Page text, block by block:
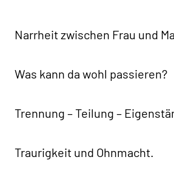
Narrheit zwischen Frau und
Was kann da wohl passieren?
Trennung – Teilung –
Traurigkeit und Ohnmacht.